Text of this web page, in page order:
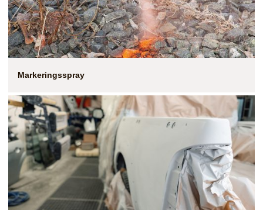
Markeringsspray